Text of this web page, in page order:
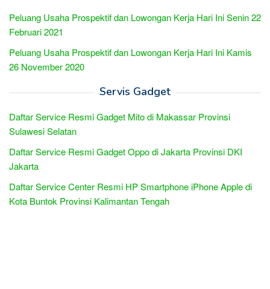
Peluang Usaha Prospektif dan Lowongan Kerja Hari Ini Senin 22
Februari 2021
Peluang Usaha Prospektif dan Lowongan Kerja Hari Ini Kamis
26 November 2020
Servis Gadget
Daftar Service Resmi Gadget Mito di Makassar Provinsi
Sulawesi Selatan
Daftar Service Resmi Gadget Oppo di Jakarta Provinsi DKI
Jakarta
Daftar Service Center Resmi HP Smartphone iPhone Apple di
Kota Buntok Provinsi Kalimantan Tengah